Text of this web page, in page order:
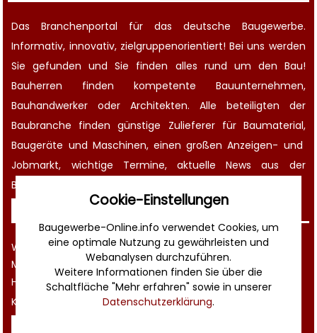
Das Branchenportal für das deutsche Baugewerbe.
Informativ, innovativ, zielgruppenorientiert! Bei uns werden
Sie gefunden und Sie finden alles rund um den Bau!
Bauherren finden kompetente Bauunternehmen,
Bauhandwerker oder Architekten. Alle beteiligten der
Baubranche finden günstige Zulieferer für Baumaterial,
Baugeräte und Maschinen, einen großenAnzeigen- und
Jobmarkt, wichtige Termine, aktuelleNews aus der
Bauwirtschaft
Werbung
Musterverträge und Vorlagen
Hilfe
Kontakt
Cookie-Einstellungen
Baugewerbe-Online.info verwendet Cookies, um
eine optimale Nutzung zu gewährleisten und
Webanalysen durchzuführen.
Weitere Informationen finden Sie über die
Schaltfläche "Mehr erfahren" sowie in unserer
Datenschutzerklärung.